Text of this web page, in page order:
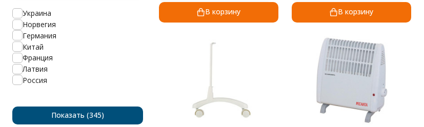
В корзину В корзину
Украина
Норвегия
Германия
Китай
Франция
Латвия
Россия
Показать